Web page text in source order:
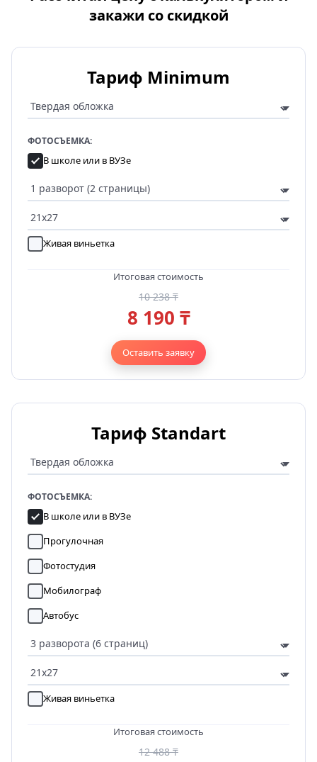
закажи со скидкой
Тариф Minimum
ФОТОСЪЕМКА:
В школе или в ВУЗе
Живая виньетка
Итоговая стоимость
10 238 ₸
8 190 ₸
Оставить заявку
Тариф Standart
ФОТОСЪЕМКА:
В школе или в ВУЗе
Прогулочная
Фотостудия
Мобилограф
Автобус
Живая виньетка
Итоговая стоимость
12 488 ₸